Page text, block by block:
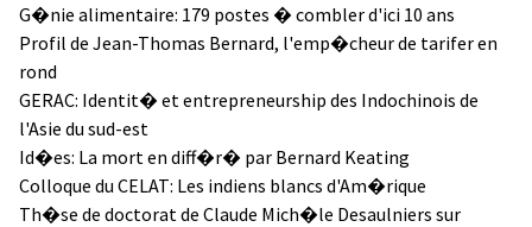
G�nie alimentaire: 179 postes � combler d'ici 10 ans
Profil de Jean-Thomas Bernard, l'emp�cheur de tarifer en
rond
GERAC: Identit� et entrepreneurship des Indochinois de
l'Asie du sud-est
Id�es: La mort en diff�r� par Bernard Keating
Colloque du CELAT: Les indiens blancs d'Am�rique
Th�se de doctorat de Claude Mich�le Desaulniers sur